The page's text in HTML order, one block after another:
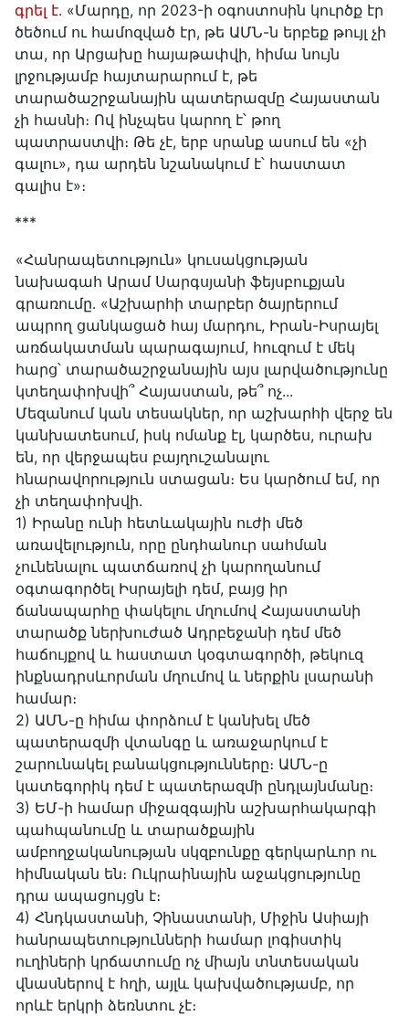
գրել է. «Մարդը, որ 2023-ի օգոստոսին կուրծք էր
ծեծում ու համոզված էր, թե ԱՄՆ-ն երբեք թույլ չի
տա, որ Արցախը հայաթափվի, հիմա նույն
լրջությամբ հայտարարում է, թե
տարածաշրջանային պատերազմը Հայաստան
չի հասնի։ Ով ինչպես կարող է՝ թող
պատրաստվի։ Թե չէ, երբ սրանք ասում են «չի
գալու», դա արդեն նշանակում է՝ հաստատ
գալիս է»։
***
«Հանրապետություն» կուսակցության
նախագահ Արամ Սարգսյանի ֆեյսբուքյան
գրառումը․ «Աշխարհի տարբեր ծայրերում
ապրող ցանկացած հայ մարդու, Իրան-Իսրայել
առճակատման պարագայում, հուզում է մեկ
հարց՝ տարածաշրջանային այս լարվածությունը
կտեղափոխվի՞ Հայաստան, թե՞ ոչ...
Մեզանում կան տեսակներ, որ աշխարհի վերջ են
կանխատեսում, իսկ ոմանք էլ, կարծես, ուրախ
են, որ վերջապես բայղուշանալու
հնարավորություն ստացան։ Ես կարծում եմ, որ
չի տեղափոխվի.
1) Իրանը ունի հետևակային ուժի մեծ
առավելություն, որը ընդհանուր սահման
չունենալու պատճառով չի կարողանում
օգտագործել Իսրայելի դեմ, բայց իր
ճանապարհը փակելու մղումով Հայաստանի
տարածք ներխուժած Ադրբեջանի դեմ մեծ
հաճույքով և հաստատ կօգտագործի, թեկուզ
ինքնադրսևորման մղումով և ներքին լսարանի
համար։
2) ԱՄՆ-ը հիմա փորձում է կանխել մեծ
պատերազմի վտանգը և առաջարկում է
շարունակել բանակցությունները։ ԱՄՆ-ը
կատեգորիկ դեմ է պատերազմի ընդլայնմանը։
3) ԵՄ-ի համար միջազգային աշխարհակարգի
պահպանումը և տարածքային
ամբողջականության սկզբունքը գերկարևոր ու
հիմնական են։ Ուկրաինային աջակցությունը
դրա ապացույցն է։
4) Հնդկաստանի, Չինաստանի, Միջին Ասիայի
հանրապետությունների համար լոգիստիկ
ուղիների կրճատումը ոչ միայն տնտեսական
վնասներով է հղի, այլև կախվածությամբ, որ
որևէ երկրի ձեռնտու չէ։